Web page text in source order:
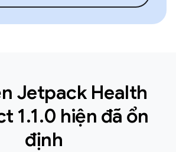
Jetpack Health
1.1.0 hiện đã ổn
định